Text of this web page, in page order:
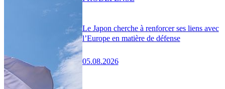
Le Japon cherche à renforcer ses liens avec
l’Europe en matière de défense
05.08.2026